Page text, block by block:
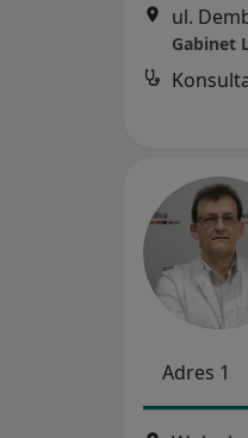
ul.
Gabinet
Adres 1